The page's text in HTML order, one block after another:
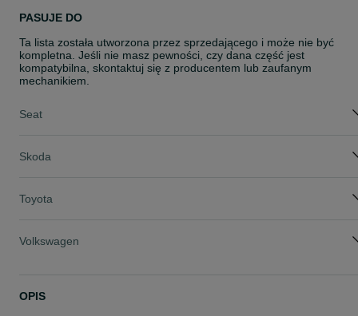
PASUJE DO
Ta lista została utworzona przez sprzedającego i może nie być
kompletna. Jeśli nie masz pewności, czy dana część jest
kompatybilna, skontaktuj się z producentem lub zaufanym
mechanikiem.
Seat
Skoda
Toyota
Volkswagen
OPIS